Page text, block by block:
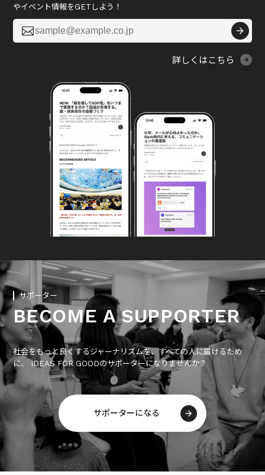
やイベント情報をGETしよう！

詳しくはこちら
サポーター
BECOME A SUPPORTER
社会をもっと良くするジャーナリズムを、すべての人に届けるため
に、 IDEAS FOR GOODのサポーターになりませんか？
サポーターになる